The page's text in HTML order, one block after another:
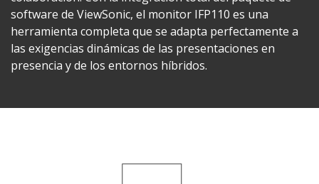
software de ViewSonic, el monitor IFP110 es una
herramienta completa que se adapta perfectamente a
las exigencias dinámicas de las presentaciones en
presencia y de los entornos híbridos.